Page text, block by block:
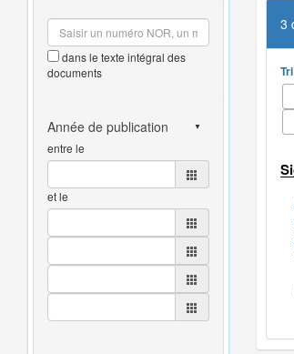
annexes
dans le texte intégral des
documents
entre le
et le
3